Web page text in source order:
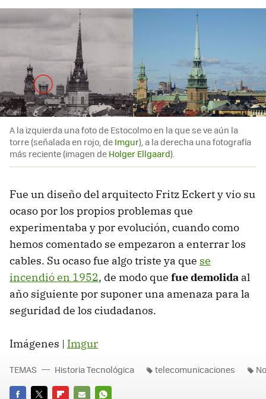
A la izquierda una foto de Estocolmo en la que se ve aún la
torre (señalada en rojo, de Imgur), a la derecha una fotografía
más reciente (imagen de Holger Ellgaard).
Fue un diseño del arquitecto Fritz Eckert y vio su
ocaso por los propios problemas que
experimentaba y por evolución, cuando como
hemos comentado se empezaron a enterrar los
cables. Su ocaso fue algo triste ya que se
incendió en 1952, de modo que fue demolida al
año siguiente por suponer una amenaza para la
seguridad de los ciudadanos.
Imágenes | Imgur
TEMAS Historia Tecnológica telecomunicaciones